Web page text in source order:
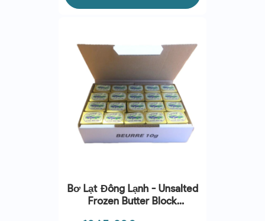
Bơ Lạt Đông Lạnh - Unsalted
Frozen Butter Block